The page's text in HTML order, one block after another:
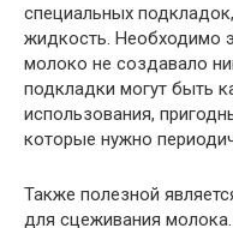
специальных
жидкость. Необходимо
молоко не создавало
подкладки могут быть
использования,
которые нужно
Также полезной
для сцеживания